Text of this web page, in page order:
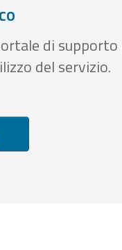
di supporto
del servizio.